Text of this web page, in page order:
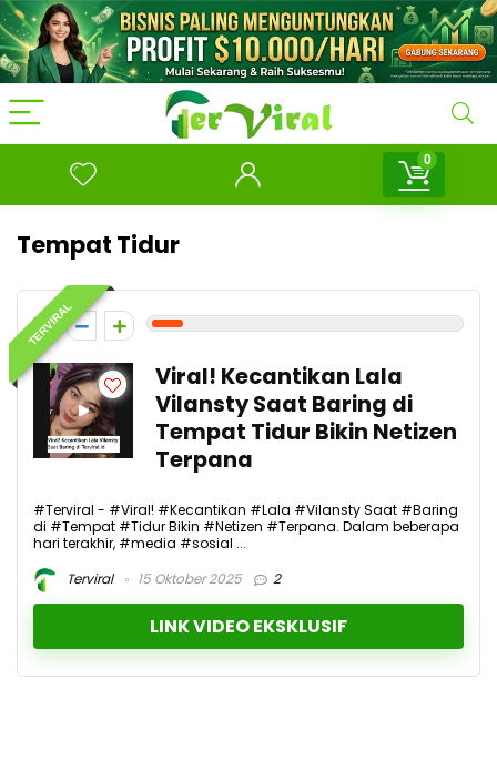
0
Tempat Tidur
TERVIRAL
1
Viral! Kecantikan Lala
Vilansty Saat Baring di
Tempat Tidur Bikin Netizen
Terpana
#Terviral - #Viral! #Kecantikan #Lala #Vilansty Saat #Baring
di #Tempat #Tidur Bikin #Netizen #Terpana. Dalam beberapa
hari terakhir, #media #sosial ...
Terviral
15 Oktober 2025 2
LINK VIDEO EKSKLUSIF